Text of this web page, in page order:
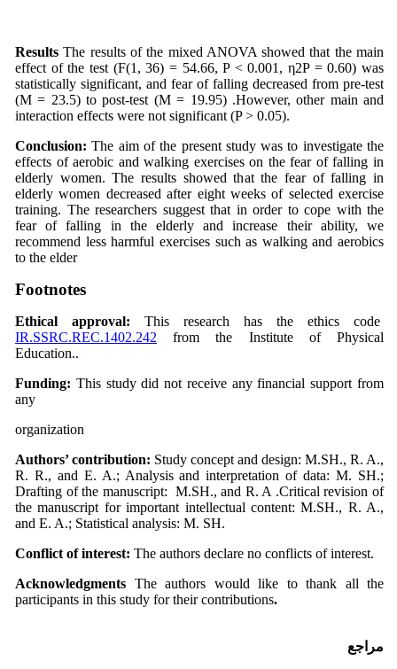
Results The results of the mixed ANOVA showed that the main
effect of the test (F(1, 36) = 54.66, P < 0.001, η2P = 0.60) was
statistically significant, and fear of falling decreased from pre-test
(M = 23.5) to post-test (M = 19.95) .However, other main and
interaction effects were not significant (P > 0.05).
Conclusion: The aim of the present study was to investigate the
effects of aerobic and walking exercises on the fear of falling in
elderly women. The results showed that the fear of falling in
elderly women decreased after eight weeks of selected exercise
training. The researchers suggest that in order to cope with the
fear of falling in the elderly and increase their ability, we
recommend less harmful exercises such as walking and aerobics
to the elder
Footnotes
Ethical approval: This research has the ethics code
IR.SSRC.REC.1402.242 from the Institute of Physical
Education..
Funding: This study did not receive any financial support from
any
organization
Authors’ contribution: Study concept and design: M.SH., R. A.,
R. R., and E. A.; Analysis and interpretation of data: M. SH.;
Drafting of the manuscript: M.SH., and R. A .Critical revision of
the manuscript for important intellectual content: M.SH., R. A.,
and E. A.; Statistical analysis: M. SH.
Conflict of interest: The authors declare no conflicts of interest.
Acknowledgments The authors would like to thank all the
participants in this study for their contributions.
مراجع